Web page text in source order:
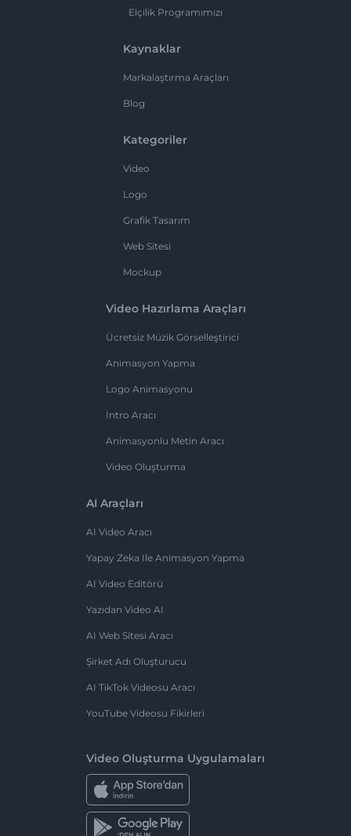
Elçilik Programımızı
Kaynaklar
Markalaştırma Araçları
Blog
Kategoriler
Video
Logo
Grafik Tasarım
Web Sitesi
Mockup
Video Hazırlama Araçları
Ücretsiz Müzik Görselleştirici
Animasyon Yapma
Logo Animasyonu
İntro Aracı
Animasyonlu Metin Aracı
Video Oluşturma
AI Araçları
AI Video Aracı
Yapay Zeka Ile Animasyon Yapma
AI Video Editörü
Yazıdan Video AI
AI Web Sitesi Aracı
Şirket Adı Oluşturucu
AI TikTok Videosu Aracı
YouTube Videosu Fikirleri
Video Oluşturma Uygulamaları